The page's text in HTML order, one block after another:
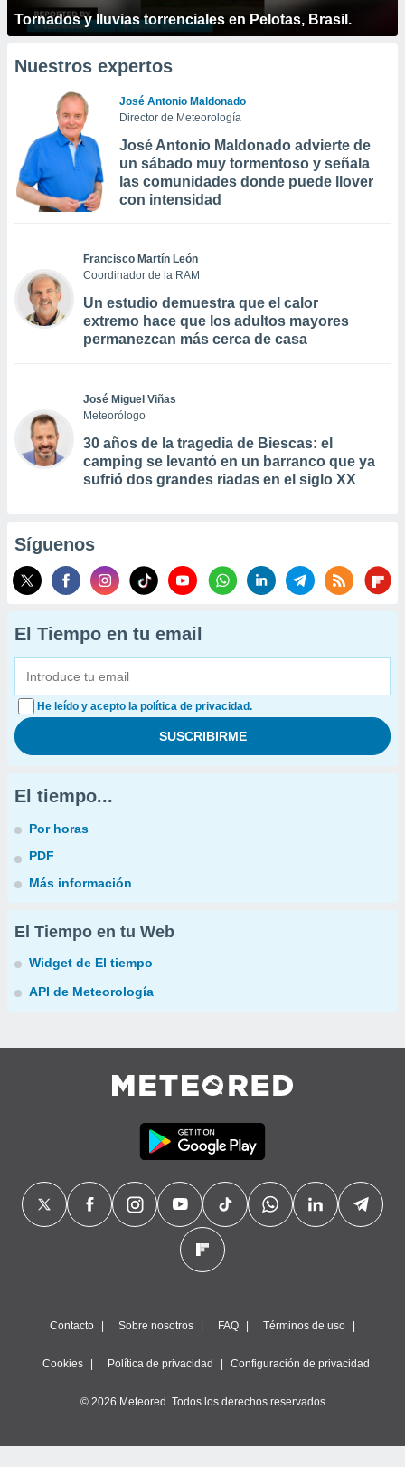
Tornados y lluvias torrenciales en Pelotas, Brasil.
Nuestros expertos
José Antonio Maldonado
Director de Meteorología
José Antonio Maldonado advierte de
un sábado muy tormentoso y señala
las comunidades donde puede llover
con intensidad
Francisco Martín León
Coordinador de la RAM
Un estudio demuestra que el calor
extremo hace que los adultos mayores
permanezcan más cerca de casa
José Miguel Viñas
Meteorólogo
30 años de la tragedia de Biescas: el
camping se levantó en un barranco que ya
sufrió dos grandes riadas en el siglo XX
Síguenos
El Tiempo en tu email
He leído y acepto la política de privacidad.
El tiempo...
Por horas
PDF
Más información
El Tiempo en tu Web
Widget de El tiempo
API de Meteorología
Contacto Sobre nosotros FAQ Términos de uso
Cookies Política de privacidad Configuración de privacidad
© 2026 Meteored. Todos los derechos reservados